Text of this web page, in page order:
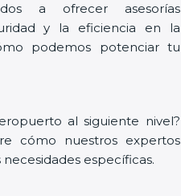
a ofrecer asesorías
y la eficiencia en la
podemos potenciar tu
al siguiente nivel?
cómo nuestros expertos
específicas.